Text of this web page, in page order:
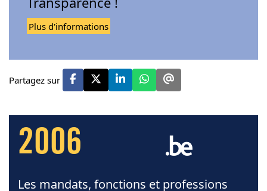
Plus d'informations
Partagez sur
2006
Les mandats, fonctions et professions